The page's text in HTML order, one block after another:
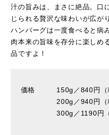
汁の旨みは、まさに絶品。口
じられる贅沢な味わいが広が
ハンバーグは一度食べると病
肉本来の旨味を存分に楽しめ
品ですよ！
価格 150g／840円（
200g／940円（税
300g／1190円（